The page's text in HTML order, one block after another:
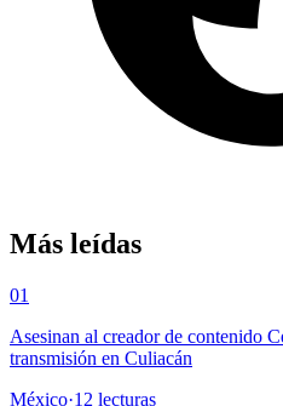
Más leídas
01
Asesinan al creador de contenido
transmisión en Culiacán
México·12 lecturas